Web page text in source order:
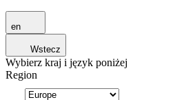
en
Wstecz
Wybierz kraj i język poniżej
Region